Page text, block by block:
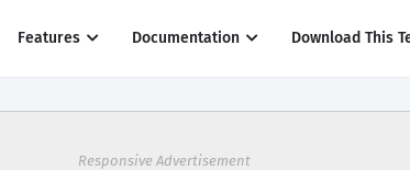
Features Documentation Download This
Responsive Advertisement